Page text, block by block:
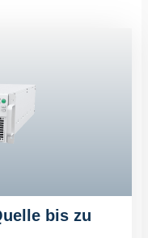
bis zu